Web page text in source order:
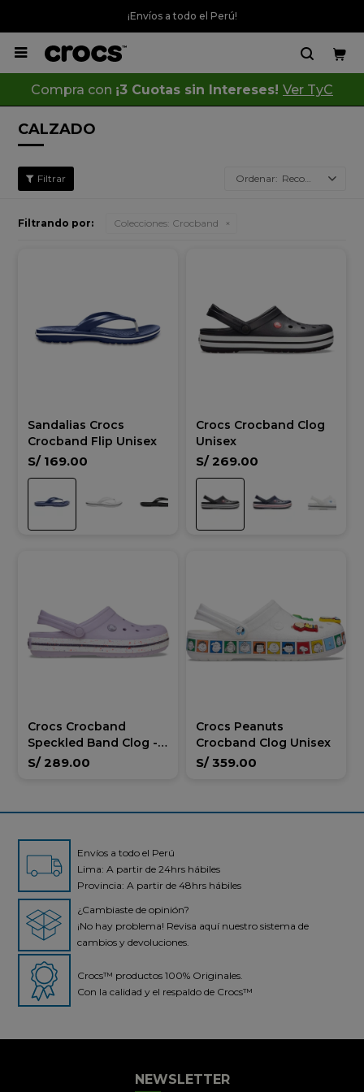
¡Envíos a todo el Perú!

Compra con ¡3 Cuotas sin Intereses! Ver TyC
CALZADO
Recomendados
Filtrando por: Colecciones: Crocband
Sandalias Crocs
Crocband Flip Unisex
S/ 169.00
Crocs Crocband Clog
Unisex
S/ 269.00
Crocs Crocband
Speckled Band Clog -
Unisex
S/ 289.00
Crocs Peanuts
Crocband Clog Unisex
S/ 359.00
Envíos a todo el Perú
Lima: A partir de 24hrs hábiles
Provincia: A partir de 48hrs hábiles
¿Cambiaste de opinión?
¡No hay problema! Revisa aquí nuestro sistema de
cambios y devoluciones.
Crocs™ productos 100% Originales.
Con la calidad y el respaldo de Crocs™
NEWSLETTER